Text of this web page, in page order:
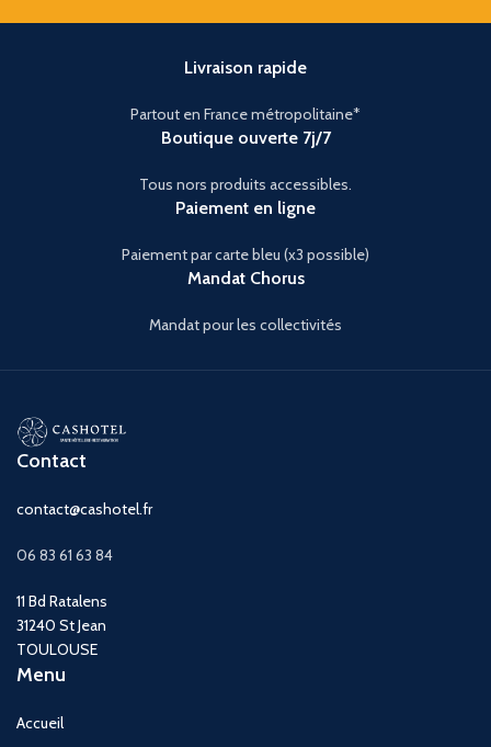
Livraison rapide
Partout en France métropolitaine*
Boutique ouverte 7j/7
Tous nors produits accessibles.
Paiement en ligne
Paiement par carte bleu (x3 possible)
Mandat Chorus
Mandat pour les collectivités
Contact
contact@cashotel.fr
06 83 61 63 84
11 Bd Ratalens
31240 St Jean
TOULOUSE
Menu
Accueil